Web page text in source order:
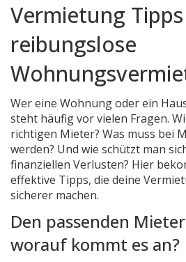
Vermietung
reibungslose
Wer eine Wohnung oder ein
steht häufig vor vielen Fragen.
richtigen Mieter? Was muss bei
werden? Und wie schützt man
finanziellen Verlusten? Hier
effektive Tipps, die deine
sicherer machen.
Den passenden
worauf kommt es an?